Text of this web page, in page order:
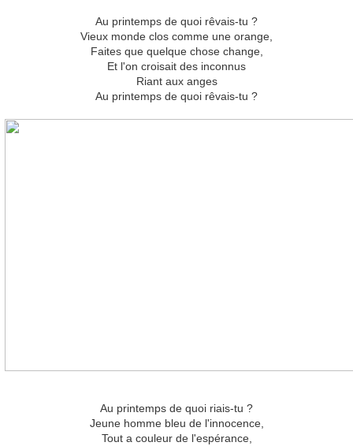
Au printemps de quoi rêvais-tu ?
Vieux monde clos comme une orange,
Faites que quelque chose change,
Et l'on croisait des inconnus
Riant aux anges
Au printemps de quoi rêvais-tu ?
Au printemps de quoi riais-tu ?
Jeune homme bleu de l'innocence,
Tout a couleur de l'espérance,